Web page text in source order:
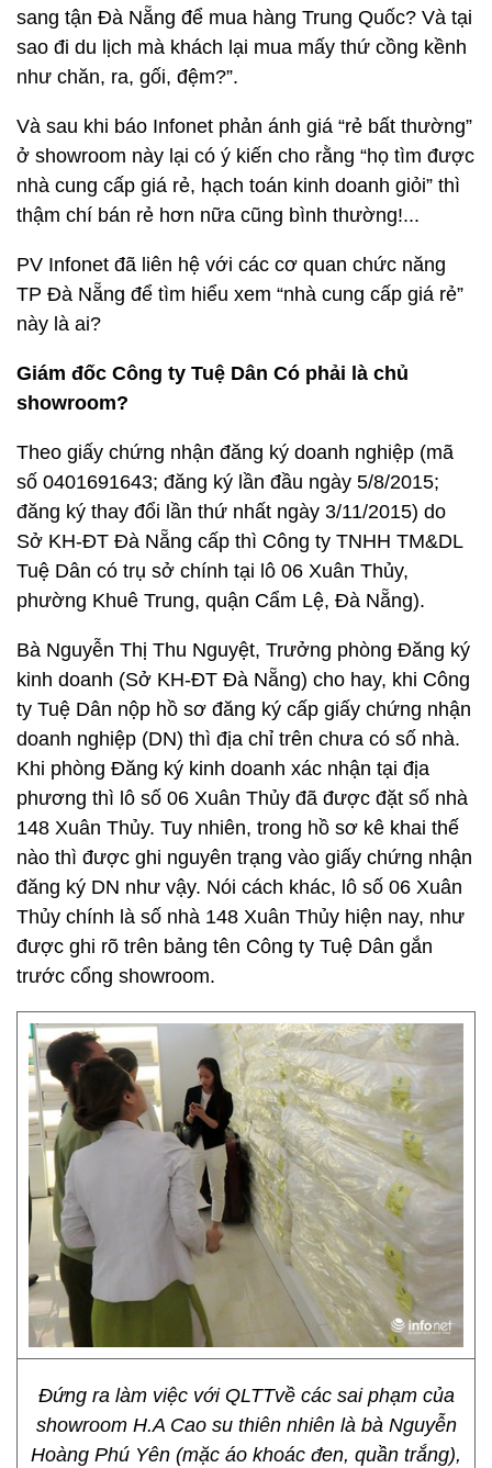
sang tận Đà Nẵng để mua hàng Trung Quốc? Và tại
sao đi du lịch mà khách lại mua mấy thứ cồng kềnh
như chăn, ra, gối, đệm?”.
Và sau khi báo Infonet phản ánh giá “rẻ bất thường”
ở showroom này lại có ý kiến cho rằng “họ tìm được
nhà cung cấp giá rẻ, hạch toán kinh doanh giỏi” thì
thậm chí bán rẻ hơn nữa cũng bình thường!...
PV Infonet đã liên hệ với các cơ quan chức năng
TP Đà Nẵng để tìm hiểu xem “nhà cung cấp giá rẻ”
này là ai?
Giám đốc Công ty Tuệ Dân Có phải là chủ
showroom?
Theo giấy chứng nhận đăng ký doanh nghiệp (mã
số 0401691643; đăng ký lần đầu ngày 5/8/2015;
đăng ký thay đổi lần thứ nhất ngày 3/11/2015) do
Sở KH-ĐT Đà Nẵng cấp thì Công ty TNHH TM&DL
Tuệ Dân có trụ sở chính tại lô 06 Xuân Thủy,
phường Khuê Trung, quận Cẩm Lệ, Đà Nẵng).
Bà Nguyễn Thị Thu Nguyệt, Trưởng phòng Đăng ký
kinh doanh (Sở KH-ĐT Đà Nẵng) cho hay, khi Công
ty Tuệ Dân nộp hồ sơ đăng ký cấp giấy chứng nhận
doanh nghiệp (DN) thì địa chỉ trên chưa có số nhà.
Khi phòng Đăng ký kinh doanh xác nhận tại địa
phương thì lô số 06 Xuân Thủy đã được đặt số nhà
148 Xuân Thủy. Tuy nhiên, trong hồ sơ kê khai thế
nào thì được ghi nguyên trạng vào giấy chứng nhận
đăng ký DN như vậy. Nói cách khác, lô số 06 Xuân
Thủy chính là số nhà 148 Xuân Thủy hiện nay, như
được ghi rõ trên bảng tên Công ty Tuệ Dân gắn
trước cổng showroom.
Đứng ra làm việc với QLTTvề các sai phạm của
showroom H.A Cao su thiên nhiên là bà Nguyễn
Hoàng Phú Yên (mặc áo khoác đen, quần trắng),